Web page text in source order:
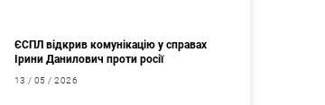
ЄСПЛ відкрив комунікацію у справах
Ірини Данилович проти росії
13 / 05 / 2026